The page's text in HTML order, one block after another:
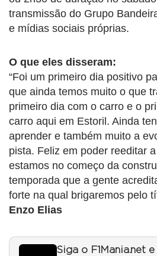
transmissão do Grupo
e mídias sociais próprias.
O que eles disseram:
“Foi um primeiro dia positivo
que ainda temos muito o que
primeiro dia com o carro e o
carro aqui em Estoril. Ainda
aprender e também muito a
pista. Feliz em poder reeditar
estamos no começo da
temporada que a gente
forte na qual brigaremos pelo
Enzo Elias
Siga o F1Mania.net